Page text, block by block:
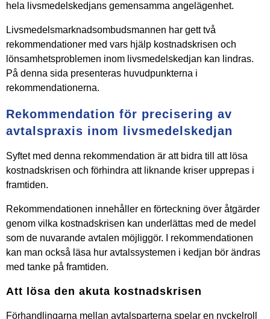
hela livsmedelskedjans gemensamma angelägenhet.
Livsmedelsmarknadsombudsmannen har gett två
rekommendationer med vars hjälp kostnadskrisen och
lönsamhetsproblemen inom livsmedelskedjan kan lindras.
På denna sida presenteras huvudpunkterna i
rekommendationerna.
Rekommendation för precisering av
avtalspraxis inom livsmedelskedjan
Syftet med denna rekommendation är att bidra till att lösa
kostnadskrisen och förhindra att liknande kriser upprepas i
framtiden.
Rekommendationen innehåller en förteckning över åtgärder
genom vilka kostnadskrisen kan underlättas med de medel
som de nuvarande avtalen möjliggör. I rekommendationen
kan man också läsa hur avtalssystemen i kedjan bör ändras
med tanke på framtiden.
Att lösa den akuta kostnadskrisen
Förhandlingarna mellan avtalsparterna spelar en nyckelroll